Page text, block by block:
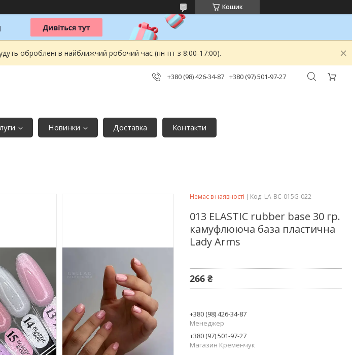
Кошик
оброблені в найближчий робочий час (пн-пт з 8:00-17:00).
+380 (98) 426-34-87 +380 (97) 501-97-27
Новинки Доставка Контакти
Немає в наявності Код: LA-BC-015G-022
013 ELASTIC rubber base 30 гр.
камуфлююча база пластична
Lady Arms
266 ₴
+380 (98) 426-34-87
Менеджер
+380 (97) 501-97-27
Магазин Кременчук